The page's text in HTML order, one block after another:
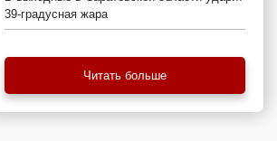
39-градусная жара
Читать больше